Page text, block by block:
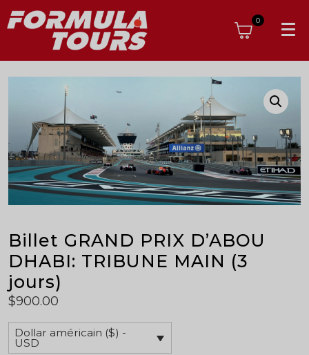
0
Billet GRAND PRIX D’ABOU
DHABI: TRIBUNE MAIN (3
jours)
$900.00
Dollar américain ($) -
USD